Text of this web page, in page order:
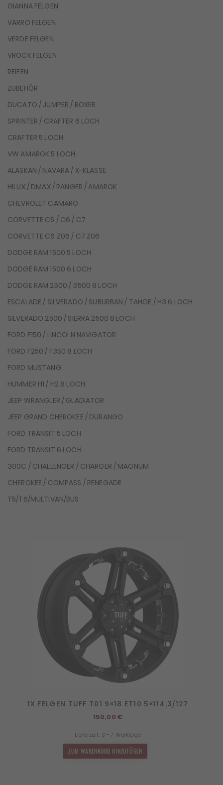
GIANNA FELGEN
VARRO FELGEN
VERDE FELGEN
VROCK FELGEN
REIFEN
ZUBEHÖR
DUCATO / JUMPER / BOXER
SPRINTER / CRAFTER 6 LOCH
CRAFTER 5 LOCH
VW AMAROK 5 LOCH
ALASKAN / NAVARA / X-KLASSE
HILUX / DMAX / RANGER / AMAROK
CHEVROLET CAMARO
CORVETTE C5 / C6 / C7
CORVETTE C6 Z06 / C7 Z06
DODGE RAM 1500 5 LOCH
DODGE RAM 1500 6 LOCH
DODGE RAM 2500 / 3500 8 LOCH
ESCALADE / SILVERADO / SUBURBAN / TAHOE / H3 6 LOCH
SILVERADO 2500 / SIERRA 2500 8 LOCH
FORD F150 / LINCOLN NAVIGATOR
FORD F250 / F350 8 LOCH
FORD MUSTANG
HUMMER H1 / H2 8 LOCH
JEEP WRANGLER / GLADIATOR
JEEP GRAND CHEROKEE / DURANGO
FORD TRANSIT 5 LOCH
FORD TRANSIT 6 LOCH
300C / CHALLENGER / CHARGER / MAGNUM
CHEROKEE / COMPASS / RENEGADE
T5/T6/MULTIVAN/BUS
1X FELGEN TUFF T01 9×18 ET10 5×114,3/127
150,00 €
Lieferzeit: 3 - 7 Werktage
ZUM WARENKORB HINZUFÜGEN